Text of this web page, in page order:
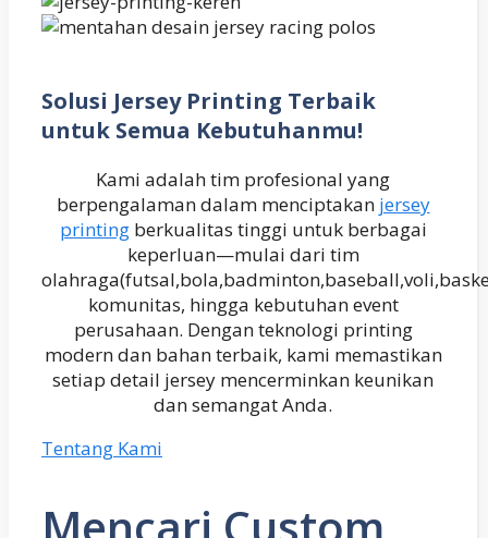
Solusi Jersey Printing Terbaik
untuk Semua Kebutuhanmu!
Kami adalah tim profesional yang
berpengalaman dalam menciptakan jersey
printingberkualitas tinggi untuk berbagai
keperluan—mulai dari tim
komunitas, hingga kebutuhan event
perusahaan. Dengan teknologi printing
modern dan bahan terbaik, kami memastikan
setiap detail jersey mencerminkan keunikan
dan semangat Anda.
Tentang Kami